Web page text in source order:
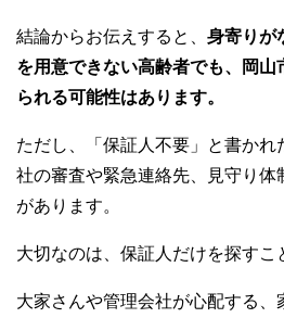
結論からお伝えすると、 身寄りが
を用意できない高齢者でも、岡山
られる可能性はあります。
ただし、「保証人不要」と書かれ
社の審査や緊急連絡先、見守り体
があります。
大切なのは、保証人だけを探すこ
大家さんや管理会社が心配する